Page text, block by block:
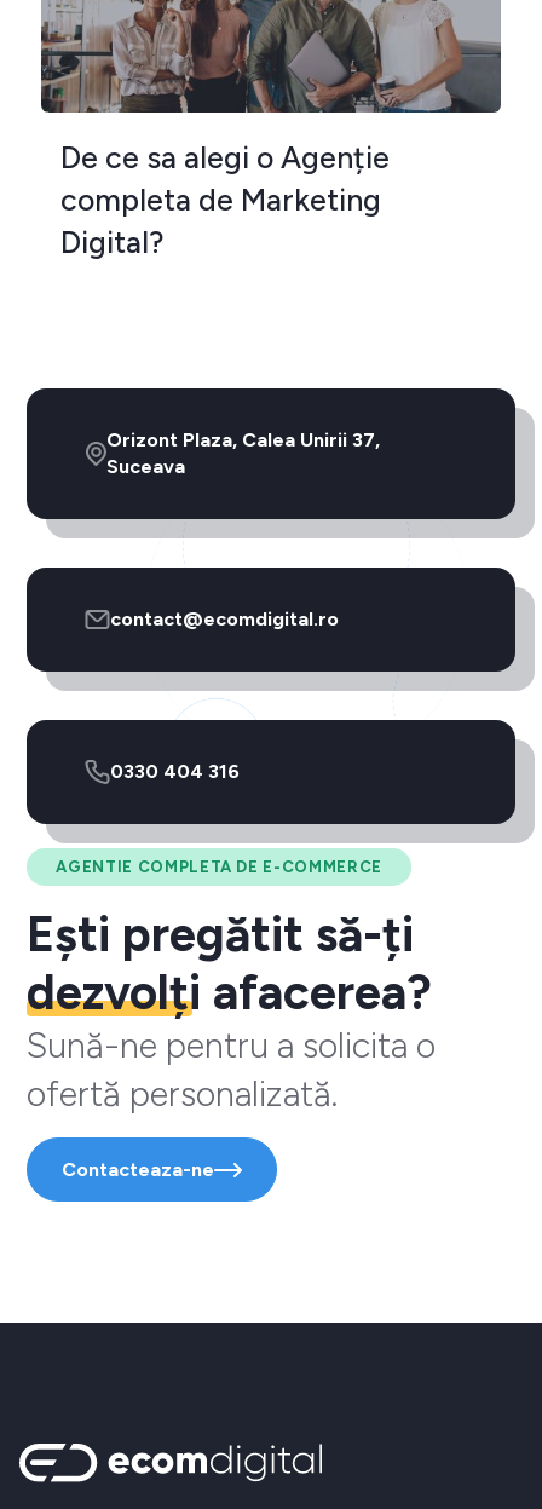
De ce sa alegi o Agenție
completa de Marketing
Digital?
AGENTIE COMPLETA DE E-COMMERCE
Ești pregătit să-ți
dezvolți afacerea?
Sună-ne pentru a solicita o
ofertă personalizată.
Contacteaza-ne
Orizont Plaza, Calea Unirii 37,
Suceava
contact@ecomdigital.ro
0330 404 316